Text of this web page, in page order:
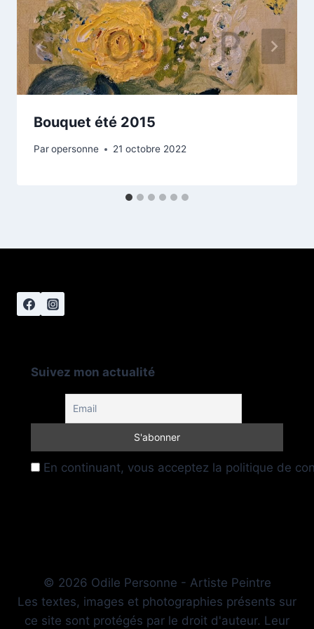
Bouquet été 2015
Paropersonne 21 octobre 2022
Suivez mon actualité
En continuant, vous acceptez la politique de
© 2026 Odile Personne - Artiste Peintre
Les textes, images et photographies présents sur
ce site sont protégés par le droit d'auteur. Leur